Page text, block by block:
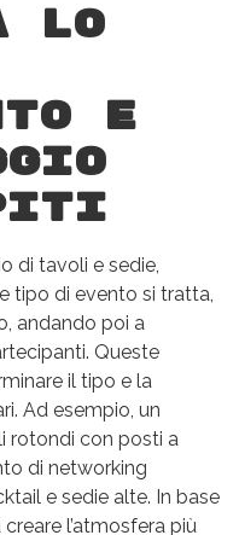
lo
e
di tavoli e sedie,
tipo di evento si tratta,
andando poi a
Queste
il tipo e la
Ad esempio, un
rotondi con posti a
di networking
e sedie alte. In base
l’atmosfera più